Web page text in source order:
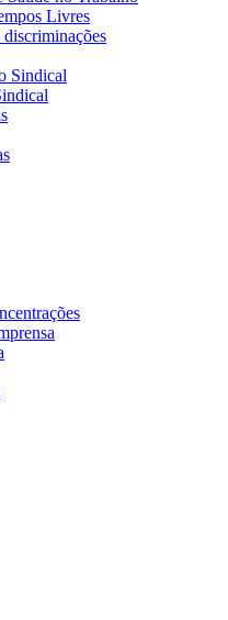
Livres
discriminações
Sindical